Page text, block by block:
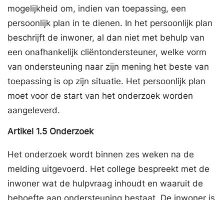
mogelijkheid om, indien van toepassing, een
persoonlijk plan in te dienen. In het persoonlijk plan
beschrijft de inwoner, al dan niet met behulp van
een onafhankelijk cliëntondersteuner, welke vorm
van ondersteuning naar zijn mening het beste van
toepassing is op zijn situatie. Het persoonlijk plan
moet voor de start van het onderzoek worden
aangeleverd.
Artikel 1.5 Onderzoek
Het onderzoek wordt binnen zes weken na de
melding uitgevoerd. Het college bespreekt met de
inwoner wat de hulpvraag inhoudt en waaruit de
behoefte aan ondersteuning bestaat. De inwoner is